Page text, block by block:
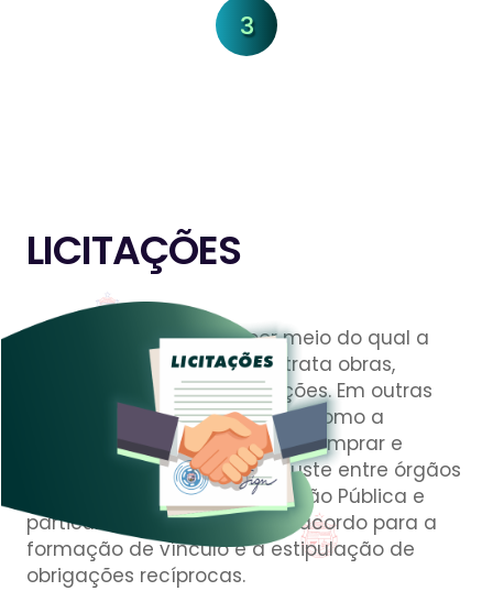
3
LICITAÇÕES
Licitação é o processo por meio do qual a
Administração Pública contrata obras,
serviços, compras e alienações. Em outras
palavras, licitação é a forma como a
Administração Pública pode comprar e
vender. Já o contrato é o ajuste entre órgãos
ou entidades da Administração Pública e
particulares, em que há um acordo para a
formação de vínculo e a estipulação de
obrigações recíprocas.